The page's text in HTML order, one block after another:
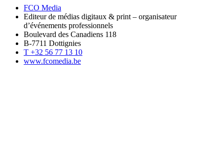
FCO Media
Editeur de médias digitaux & print – organisateur
d’événements professionnels
Boulevard des Canadiens 118
B-7711 Dottignies
T +32 56 77 13 10
www.fcomedia.be